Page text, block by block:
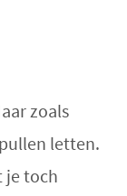
zoals
letten.
je toch